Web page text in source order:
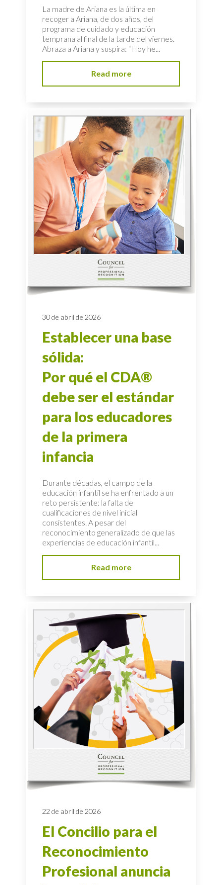
La madre de Ariana es la última en
recoger a Ariana, de dos años, del
programa de cuidado y educación
temprana al final de la tarde del viernes.
Abraza a Ariana y suspira: “Hoy he...
Read more
30 de abril de 2026
Establecer una base
sólida:
Por qué el CDA®
debe ser el estándar
para los educadores
de la primera
infancia
Durante décadas, el campo de la
educación infantil se ha enfrentado a un
reto persistente: la falta de
cualificaciones de nivel inicial
consistentes. A pesar del
reconocimiento generalizado de que las
experiencias de educación infantil...
Read more
22 de abril de 2026
El Concilio para el
Reconocimiento
Profesional anuncia